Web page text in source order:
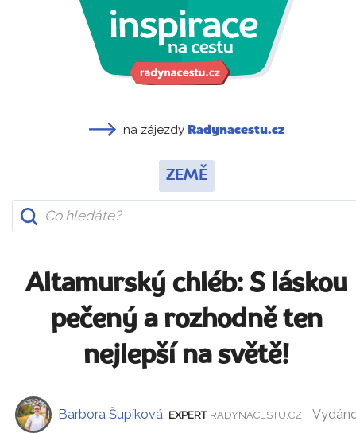
na zájezdy Radynacestu.cz
ZEMĚ
Altamurský chléb: S láskou
pečený a rozhodně ten
nejlepší na světě!
Barbora Šupíková EXPERT RADYNACESTU.CZ